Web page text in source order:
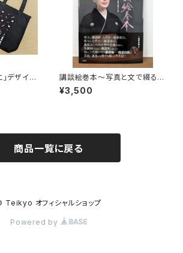
」デザイ
講談絵巻本〜写真と文で綴る一
龍斎貞鏡半生記〜（サイン入り）
¥3,500
商品一覧に戻る
Teikyo オフィシャルショップ
Powered by